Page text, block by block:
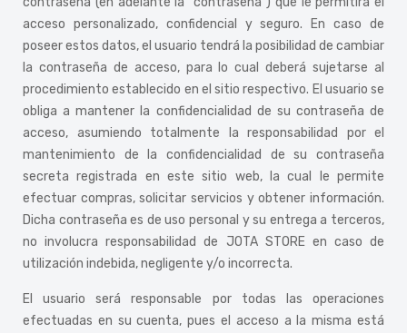
acceso personalizado, confidencial y seguro. En caso de
poseer estos datos, el usuario tendrá la posibilidad de cambiar
la contraseña de acceso, para lo cual deberá sujetarse al
procedimiento establecido en el sitio respectivo. El usuario se
obliga a mantener la confidencialidad de su contraseña de
acceso, asumiendo totalmente la responsabilidad por el
mantenimiento de la confidencialidad de su contraseña
secreta registrada en este sitio web, la cual le permite
efectuar compras, solicitar servicios y obtener información.
Dicha contraseña es de uso personal y su entrega a terceros,
no involucra responsabilidad de JOTA STORE en caso de
utilización indebida, negligente y/o incorrecta.
El usuario será responsable por todas las operaciones
efectuadas en su cuenta, pues el acceso a la misma está